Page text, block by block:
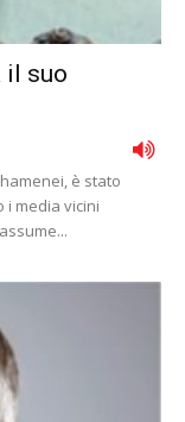
il suo
è stato
i media vicini